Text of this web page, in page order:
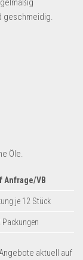
geschmeidig.
Öle.
Anfrage/VB
je 12 Stück
Packungen
aktuell auf